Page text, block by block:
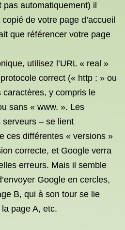
automatiquement) il
de votre page d’accueil
que référencer votre page
utilisez l’URL « real »
correct (« http : » ou
y compris le
sans « www. ». Les
– se lient
ces différentes « versions »
correcte, et Google verra
erreurs. Mais il semble
Google en cercles,
B, qui à son tour se lie
page A, etc.